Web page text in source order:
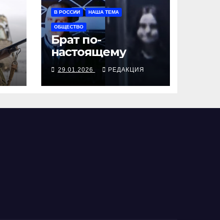
В РОССИИ НАША ТЕМА
ОБЩЕСТВО
Брат по-
настоящему
29.01.2026 РЕДАКЦИЯ